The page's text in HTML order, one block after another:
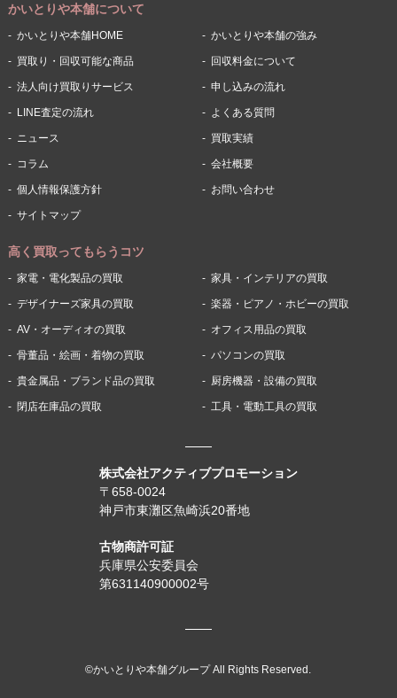
株式会社アクティブプロモーション
〒658-0024
神戸市東灘区魚崎浜20番地
古物商許可証
兵庫県公安委員会
第631140900002号
かいとりや本舗について
かいとりや本舗HOME かいとりや本舗の強み
買取り・回収可能な商品 回収料金について
法人向け買取りサービス 申し込みの流れ
LINE査定の流れ よくある質問
ニュース 買取実績
コラム 会社概要
個人情報保護方針 お問い合わせ
サイトマップ
高く買取ってもらうコツ
家電・電化製品の買取 家具・インテリアの買取
デザイナーズ家具の買取 楽器・ピアノ・ホビーの買取
AV・オーディオの買取 オフィス用品の買取
骨董品・絵画・着物の買取 パソコンの買取
貴金属品・ブランド品の買取 厨房機器・設備の買取
閉店在庫品の買取 工具・電動工具の買取
©かいとりや本舗グループ All Rights Reserved.